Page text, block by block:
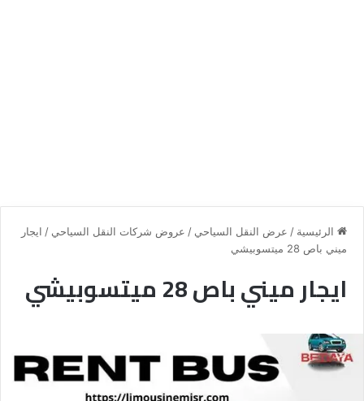
الرئيسية / عرض النقل السياحي / عروض شركات النقل السياحي / ايجار
ميني باص 28 ميتسوبيشي
ايجار ميني باص 28 ميتسوبيشي